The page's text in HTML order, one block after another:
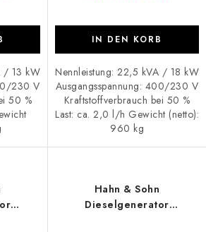
/ 13 kW
230 V
50 %
IN DEN KORB
Nennleistung: 22,5 kVA / 18 kW
Ausgangsspannung: 400/230 V
Kraftstoffverbrauch bei 50 %
Last: ca. 2,0 l/h Gewicht (netto):
960 kg
Hahn & Sohn
Dieselgenerator